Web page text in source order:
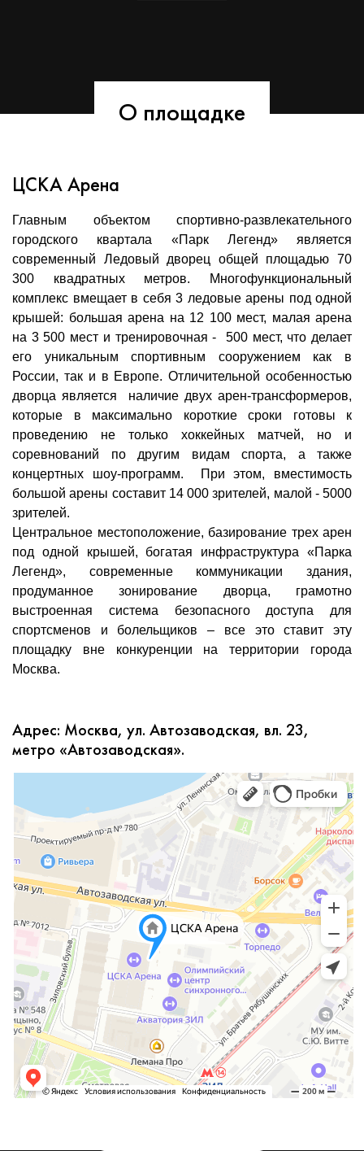
О площадке
ЦСКА Арена
Главным объектом спортивно-развлекательного
городского квартала «Парк Легенд» является
современный Ледовый дворец общей площадью 70
300 квадратных метров. Многофункциональный
комплекс вмещает в себя 3 ледовые арены под одной
крышей: большая арена на 12 100 мест, малая арена
на 3 500 мест и тренировочная - 500 мест, что делает
его уникальным спортивным сооружением как в
России, так и в Европе. Отличительной особенностью
дворца является наличие двух арен-трансформеров,
которые в максимально короткие сроки готовы к
проведению не только хоккейных матчей, но и
соревнований по другим видам спорта, а также
концертных шоу-программ. При этом, вместимость
большой арены составит 14 000 зрителей, малой - 5000
зрителей.
Центральное местоположение, базирование трех арен
под одной крышей, богатая инфраструктура «Парка
Легенд», современные коммуникации здания,
продуманное зонирование дворца, грамотно
выстроенная система безопасного доступа для
спортсменов и болельщиков – все это ставит эту
площадку вне конкуренции на территории города
Москва.
Адрес: Москва, ул. Автозаводская, вл. 23,
метро «Автозаводская».